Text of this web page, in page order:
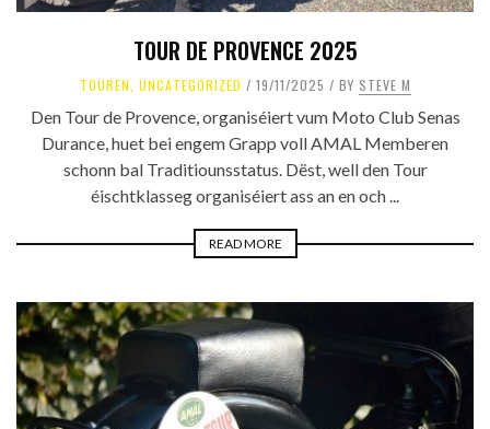
TOUR DE PROVENCE 2025
TOUREN UNCATEGORIZED 19/11/2025 BY STEVE M
Den Tour de Provence, organiséiert vum Moto Club Senas
Durance, huet bei engem Grapp voll AMAL Memberen
schonn bal Traditiounsstatus. Dëst, well den Tour
éischtklasseg organiséiert ass an en och ...
READ MORE